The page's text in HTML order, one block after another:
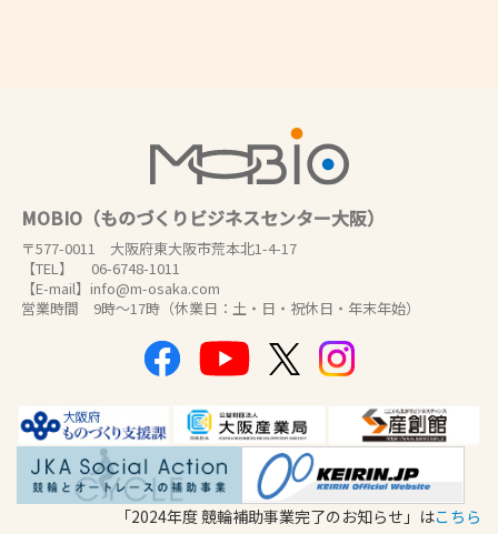
MOBIO（ものづくりビジネスセンター大阪）
〒577-0011 大阪府東大阪市荒本北1-4-17
【TEL】 06-6748-1011
【E-mail】info@m-osaka.com
営業時間 9時～17時（休業日：土・日・祝休日・年末年始）
「2024年度 競輪補助事業完了のお知らせ」はこちら